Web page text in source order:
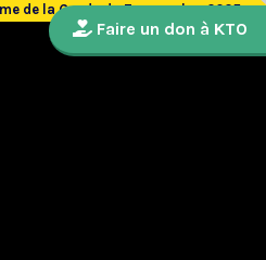
de la Garde du 7 novembre 2025
Faire un don à KTO